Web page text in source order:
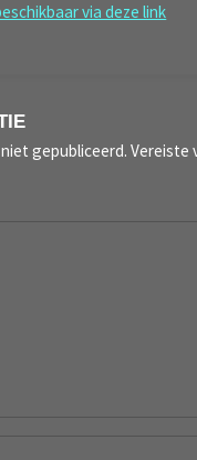
via deze link
gepubliceerd. Vereiste